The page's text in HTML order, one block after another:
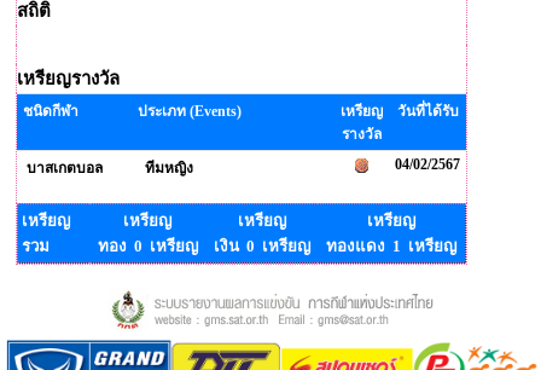
สถิติ
เหรียญรางวัล
ชนิดกีฬา ประเภท (Events)
เหรียญ
รางวัล
วันที่ได้รับ
บาสเกตบอล ทีมหญิง 04/02/2567
เหรียญ
รวม
เหรียญ
ทอง 0 เหรียญ
เหรียญ
เงิน 0 เหรียญ
เหรียญ
ทองแดง 1 เหรียญ